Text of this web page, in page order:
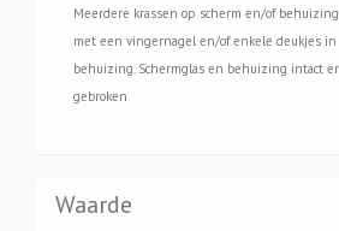
Meerdere krassen op scherm en/of
met een vingernagel en/of enkele deukjes in
behuizing. Schermglas en behuizing intact
gebroken
Waarde